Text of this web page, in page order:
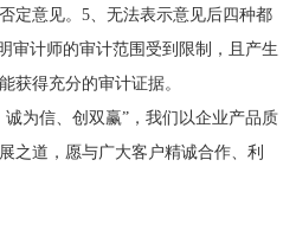
定意见。5、无法表示意见后四种都
审计师的审计范围受到限制，且产生
获得充分的审计证据。
为信、创双赢”，我们以企业产品质
之道，愿与广大客户精诚合作、利